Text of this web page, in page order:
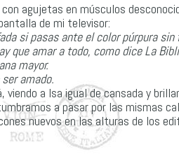
agujetas en músculos
de mi televisor:
si pasas ante el color púrpura
que amar a todo, como dice La
mayor.
amado.
viendo a Isa igual de cansada y
a pasar por las mismas
nuevos en las alturas de los